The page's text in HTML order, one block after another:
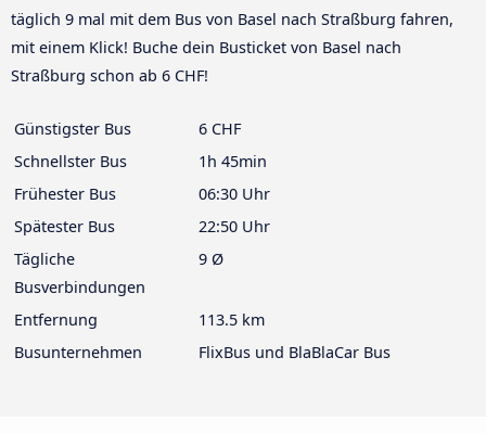
täglich 9 mal mit dem Bus von Basel nach Straßburg fahren,
mit einem Klick! Buche dein Busticket von Basel nach
Straßburg schon ab 6 CHF!
Günstigster Bus
6 CHF
Schnellster Bus
1h 45min
Frühester Bus
06:30 Uhr
Spätester Bus
22:50 Uhr
Tägliche
Busverbindungen
9 Ø
Entfernung
113.5 km
Busunternehmen
FlixBus und BlaBlaCar Bus